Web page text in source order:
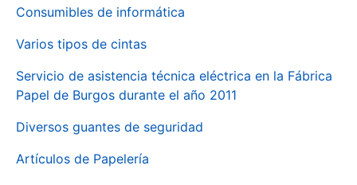
Consumibles de informática
Varios tipos de cintas
Servicio de asistencia técnica eléctrica en la Fábrica
Papel de Burgos durante el año 2011
Diversos guantes de seguridad
Artículos de Papelería